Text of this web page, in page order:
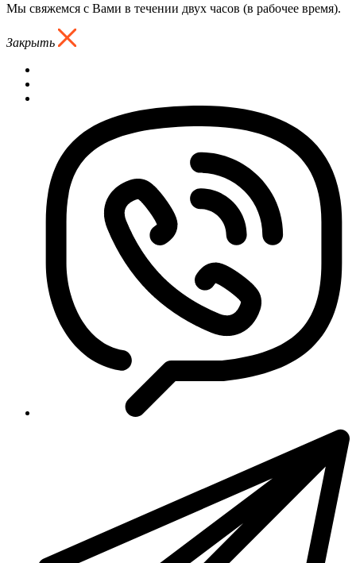
Мы свяжемся с Вами в течении двух часов (в рабочее время).
Закрыть